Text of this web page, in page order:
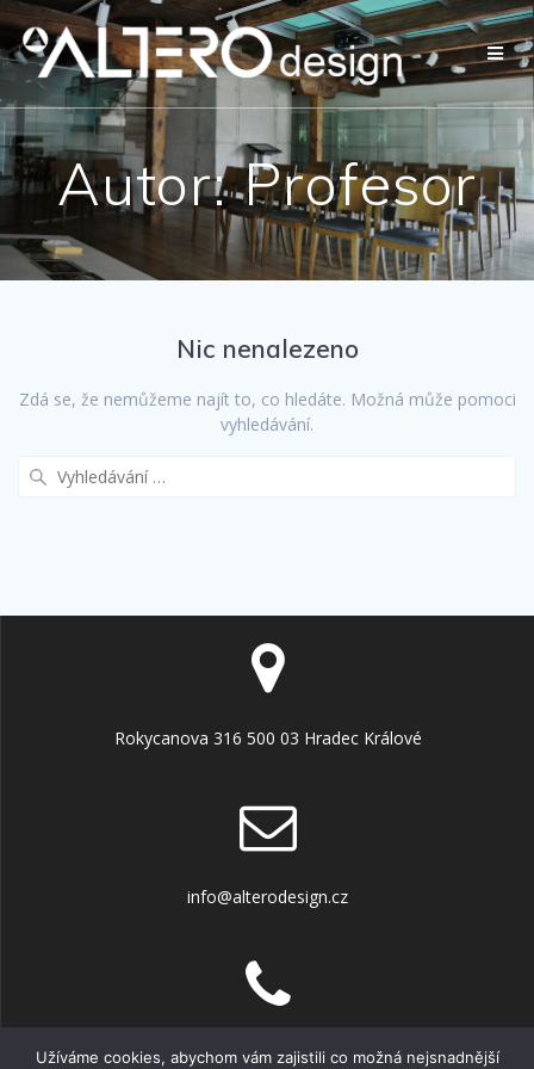
Přeskočit
na
obsah
Autor:Profesor
Nic nenalezeno
Zdá se, že nemůžeme najít to, co hledáte. Možná může pomoci
vyhledávání.
Rokycanova 316 500 03 Hradec Králové
info@alterodesign.cz
+420 606 451 822
Užíváme cookies, abychom vám zajistili co možná nejsnadnější